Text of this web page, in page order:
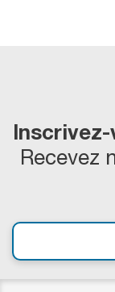
Recevez